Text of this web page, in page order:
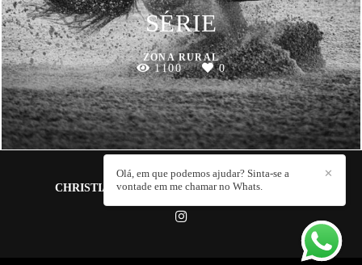
SÉRIE
ZONA RURAL
1100 0
CHRISTIANO PERELLO CARDOSO/CONTATO
✕
Olá, em que podemos ajudar? Sinta-se a
vontade em me chamar no Whats.